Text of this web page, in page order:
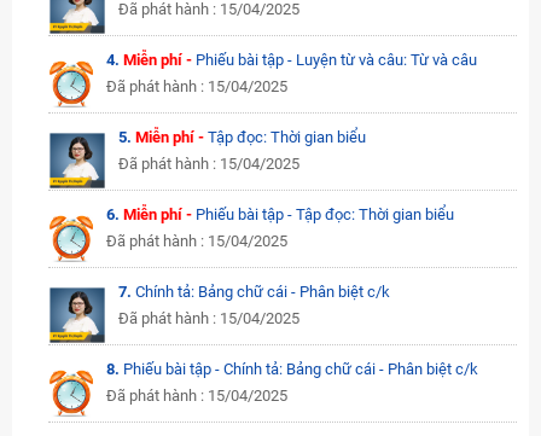
Đã phát hành : 15/04/2025
4.Miễn phí - Phiếu bài tập - Luyện từ và câu: Từ và câu
Đã phát hành : 15/04/2025
5. Miễn phí - Tập đọc: Thời gian biểu
Đã phát hành : 15/04/2025
6.Miễn phí - Phiếu bài tập - Tập đọc: Thời gian biểu
Đã phát hành : 15/04/2025
7. Chính tả: Bảng chữ cái - Phân biệt c/k
Đã phát hành : 15/04/2025
8. Phiếu bài tập - Chính tả: Bảng chữ cái - Phân biệt c/k
Đã phát hành : 15/04/2025